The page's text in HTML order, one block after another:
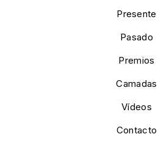
Presente
Pasado
Premios
Camadas
Vídeos
Contacto